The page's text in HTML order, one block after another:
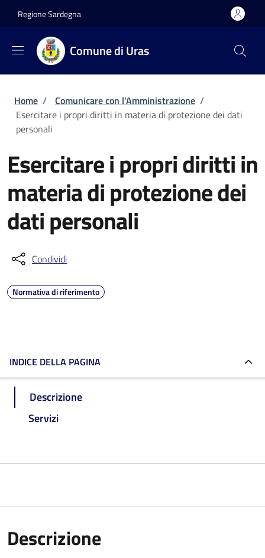
Regione Sardegna
Comune di Uras
Briciole di pane
Home / Comunicare con l'Amministrazione /
Esercitare i propri diritti in materia di protezione dei dati
personali
Esercitare i propri diritti in
materia di protezione dei
dati personali
Condividi
Normativa di riferimento
INDICE DELLA PAGINA
Descrizione
Servizi
Descrizione